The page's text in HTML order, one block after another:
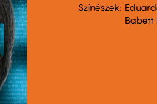
Színészek
Babett